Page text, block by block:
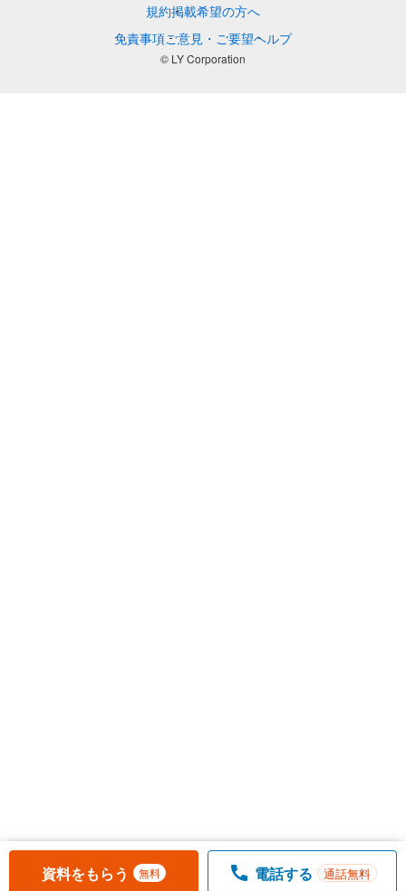
お気に入りに追加しました。 一覧を開く
資料をもらう 無料 電話する 通話無料
規約掲載希望の方へ
免責事項ご意見・ご要望ヘルプ
© LY Corporation